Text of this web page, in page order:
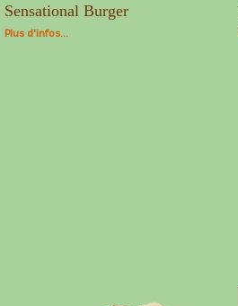
Sensational Burger
Plus d'infos...